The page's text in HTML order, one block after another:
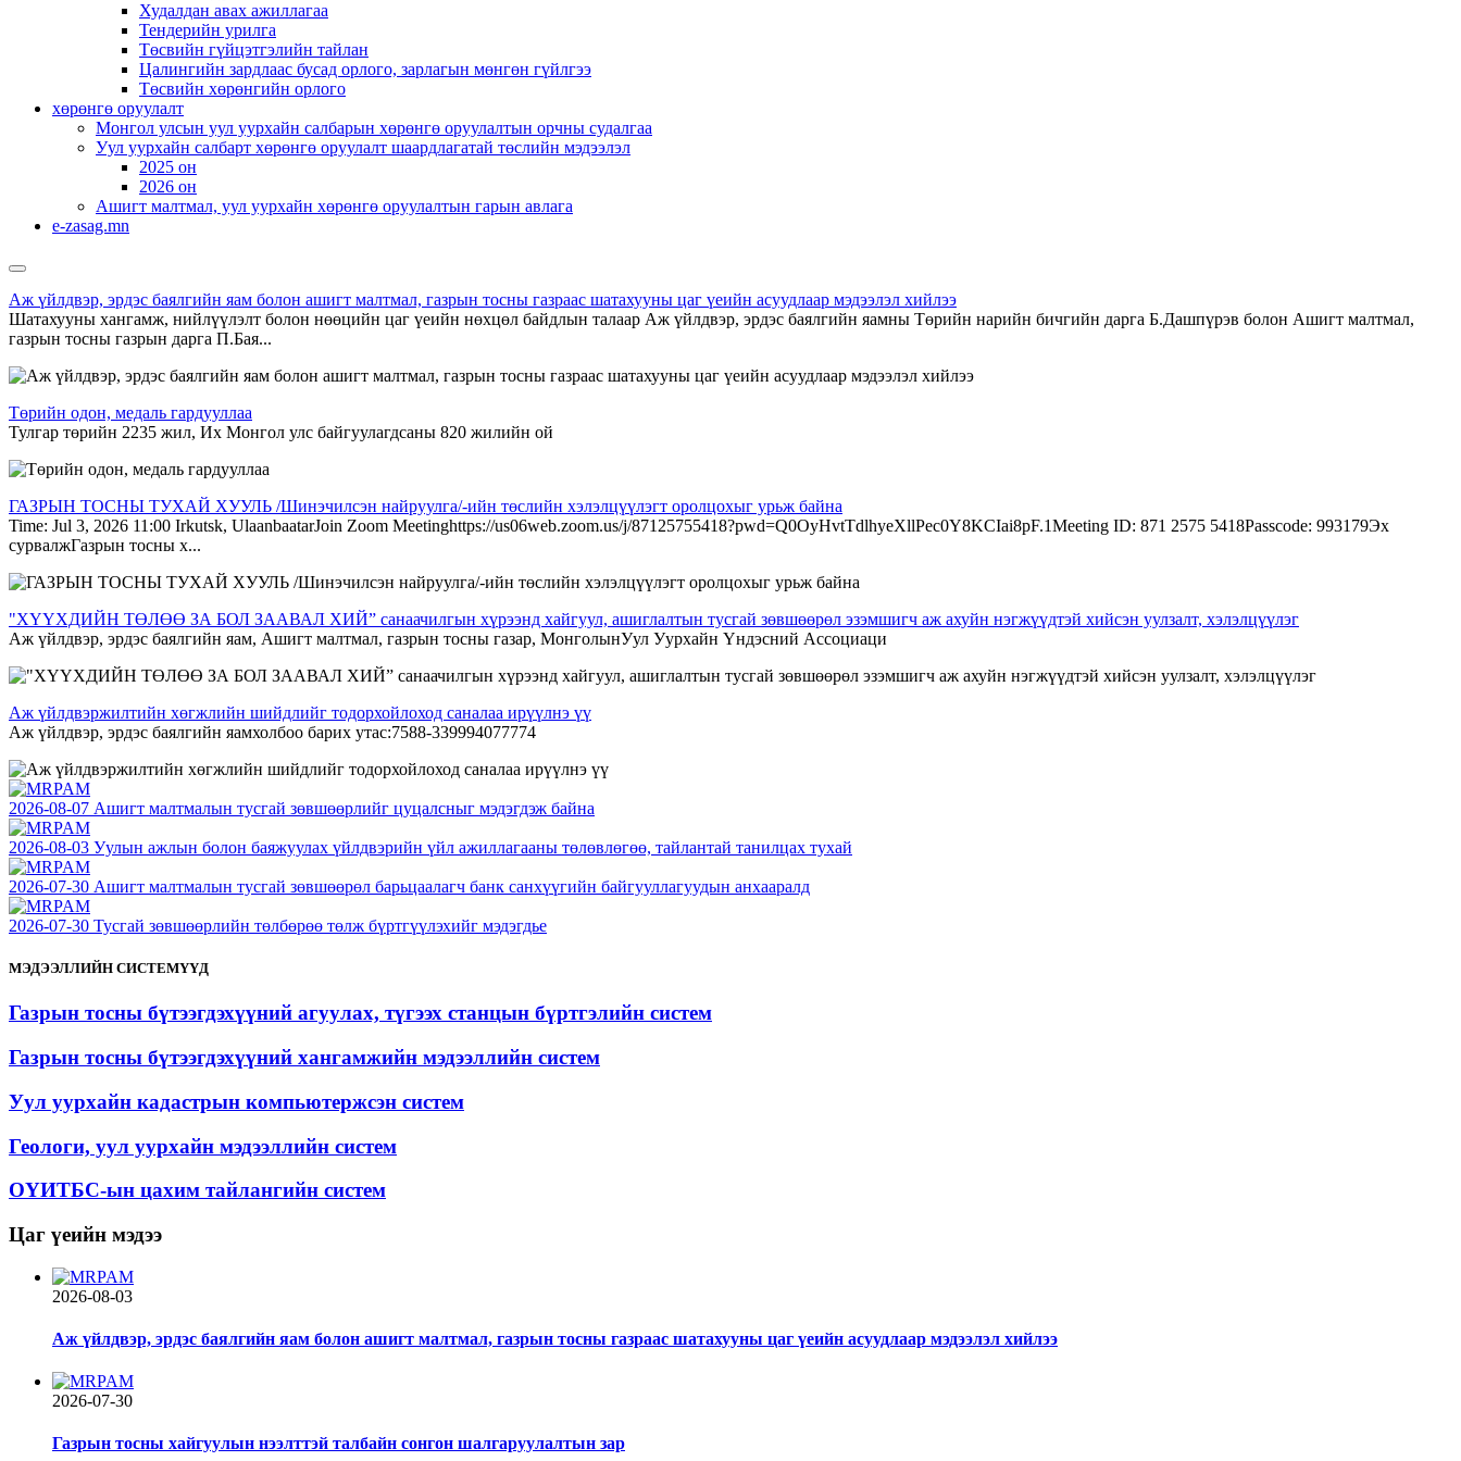
Худалдан авах ажиллагаа
Тендерийн урилга
Төсвийн гүйцэтгэлийн тайлан
Цалингийн зардлаас бусад орлого, зарлагын мөнгөн гүйлгээ
Төсвийн хөрөнгийн орлого
хөрөнгө оруулалт
Монгол улсын уул уурхайн салбарын хөрөнгө оруулалтын орчны судалгаа
Уул уурхайн салбарт хөрөнгө оруулалт шаардлагатай төслийн мэдээлэл
2025 он
2026 он
Ашигт малтмал, уул уурхайн хөрөнгө оруулалтын гарын авлага
e-zasag.mn
Аж үйлдвэр, эрдэс баялгийн яам болон ашигт малтмал, газрын тосны газраас шатахууны цаг үеийн асуудлаар мэдээлэл хийлээ
Шатахууны хангамж, нийлүүлэлт болон нөөцийн цаг үеийн нөхцөл байдлын талаар Аж үйлдвэр, эрдэс баялгийн яамны Төрийн нарийн бичгийн дарга Б.Дашпүрэв болон Ашигт малтмал,
газрын тосны газрын дарга П.Бая...
Төрийн одон, медаль гардууллаа
Тулгар төрийн 2235 жил, Их Монгол улс байгуулагдсаны 820 жилийн ой
ГАЗРЫН ТОСНЫ ТУХАЙ ХУУЛЬ /Шинэчилсэн найруулга/-ийн төслийн хэлэлцүүлэгт оролцохыг урьж байна
Time: Jul 3, 2026 11:00 Irkutsk, UlaanbaatarJoin Zoom Meetinghttps://us06web.zoom.us/j/87125755418?pwd=Q0OyHvtTdlhyeXllPec0Y8KCIai8pF.1Meeting ID: 871 2575 5418Passcode: 993179Эх
сурвалжГазрын тосны х...
"ХҮҮХДИЙН ТӨЛӨӨ ЗА БОЛ ЗААВАЛ ХИЙ” санаачилгын хүрээнд хайгуул, ашиглалтын тусгай зөвшөөрөл эзэмшигч аж ахуйн нэгжүүдтэй хийсэн уулзалт, хэлэлцүүлэг
Аж үйлдвэр, эрдэс баялгийн яам, Ашигт малтмал, газрын тосны газар, МонголынУул Уурхайн Үндэсний Ассоциаци
Аж үйлдвэржилтийн хөгжлийн шийдлийг тодорхойлоход саналаа ирүүлнэ үү
Аж үйлдвэр, эрдэс баялгийн яамхолбоо барих утас:7588-339994077774
2026-08-07 Ашигт малтмалын тусгай зөвшөөрлийг цуцалсныг мэдэгдэж байна
2026-08-03 Уулын ажлын болон баяжуулах үйлдвэрийн үйл ажиллагааны төлөвлөгөө, тайлантай танилцах тухай
2026-07-30 Ашигт малтмалын тусгай зөвшөөрөл барьцаалагч банк санхүүгийн байгууллагуудын анхааралд
2026-07-30 Тусгай зөвшөөрлийн төлбөрөө төлж бүртгүүлэхийг мэдэгдье
МЭДЭЭЛЛИЙН СИСТЕМҮҮД
Газрын тосны бүтээгдэхүүний агуулах, түгээх станцын бүртгэлийн систем
Газрын тосны бүтээгдэхүүний хангамжийн мэдээллийн систем
Уул уурхайн кадастрын компьютержсэн систем
Геологи, уул уурхайн мэдээллийн систем
ОҮИТБС-ын цахим тайлангийн систем
Цаг үеийн мэдээ
2026-08-03
Аж үйлдвэр, эрдэс баялгийн яам болон ашигт малтмал, газрын тосны газраас шатахууны цаг үеийн асуудлаар мэдээлэл хийлээ
2026-07-30
Газрын тосны хайгуулын нээлттэй талбайн сонгон шалгаруулалтын зар